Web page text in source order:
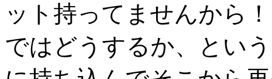
ット持ってませんから！
ではどうするか、とい